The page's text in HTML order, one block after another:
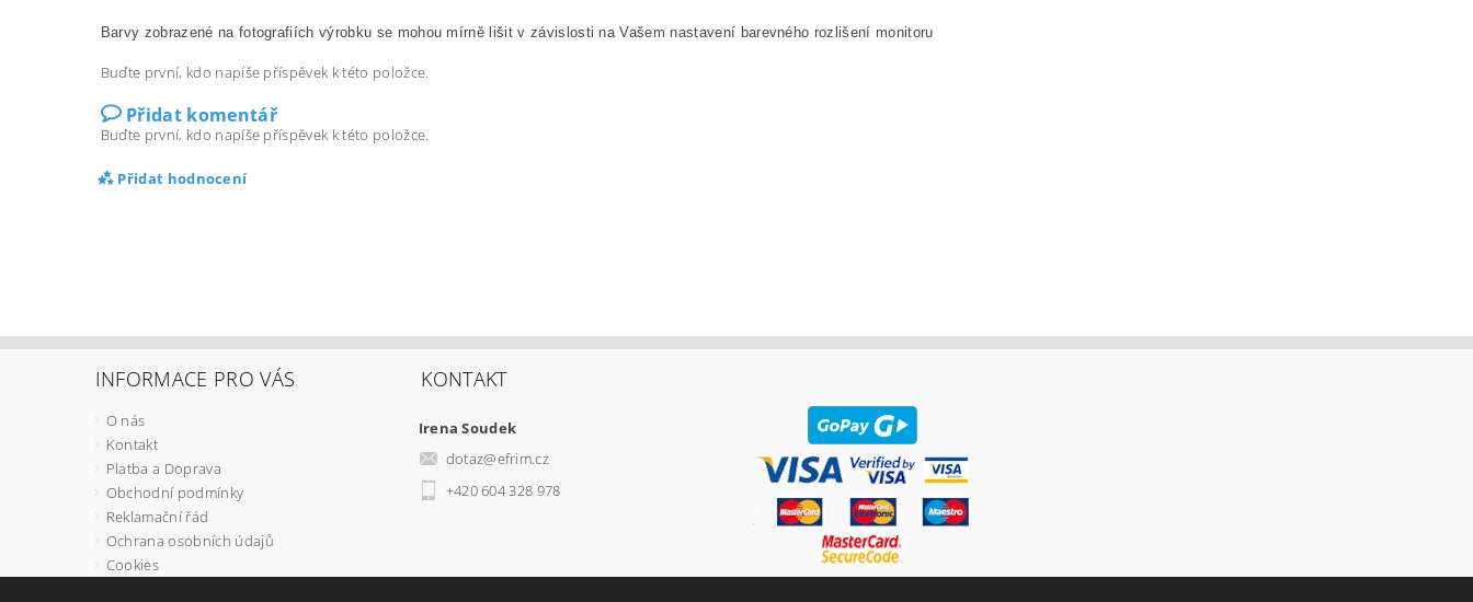
Barvy zobrazené na fotografiích výrobku se mohou mírně lišit v závislosti na Vašem nastavení barevného rozlišení monitoru
Buďte první, kdo napíše příspěvek k této položce.
Přidat komentář
Buďte první, kdo napíše příspěvek k této položce.
Přidat hodnocení
INFORMACE PRO VÁS
O nás
Kontakt
Platba a Doprava
Obchodní podmínky
Reklamační řád
Ochrana osobních údajů
Cookies
KONTAKT
Irena Soudek
dotaz@efrim.cz
+420 604 328 978